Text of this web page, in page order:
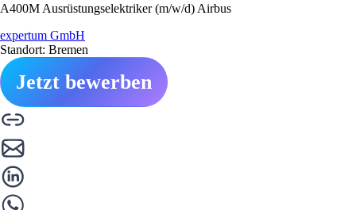
A400M Ausrüstungselektriker (m/w/d) Airbus
expertum GmbH
Standort: Bremen
Jetzt bewerben